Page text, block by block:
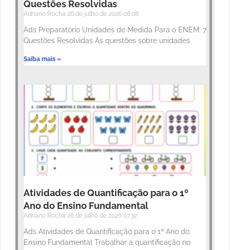
Questões Resolvidas
Adriano Rocha 26 de julho de 2026 08:08
Ads Preparatório Unidades de Medida Para o ENEM: 7
Questões Resolvidas As questões sobre unidades
Saiba mais »
Atividades de Quantificação para o 1º
Ano do Ensino Fundamental
Adriano Rocha 26 de julho de 2026 07:32
Ads Atividades de Quantificação para o 1º Ano do
Ensino Fundamental Trabalhar a quantificação no